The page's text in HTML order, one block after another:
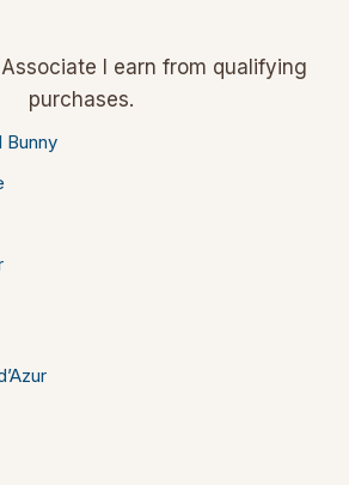
I earn from qualifying
purchases.
Bunny